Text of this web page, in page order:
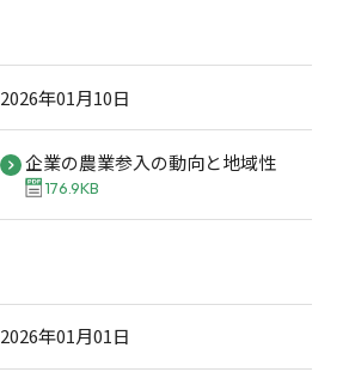
2026年01月10日
企業の農業参入の動向と地域性
176.9KB
2026年01月01日